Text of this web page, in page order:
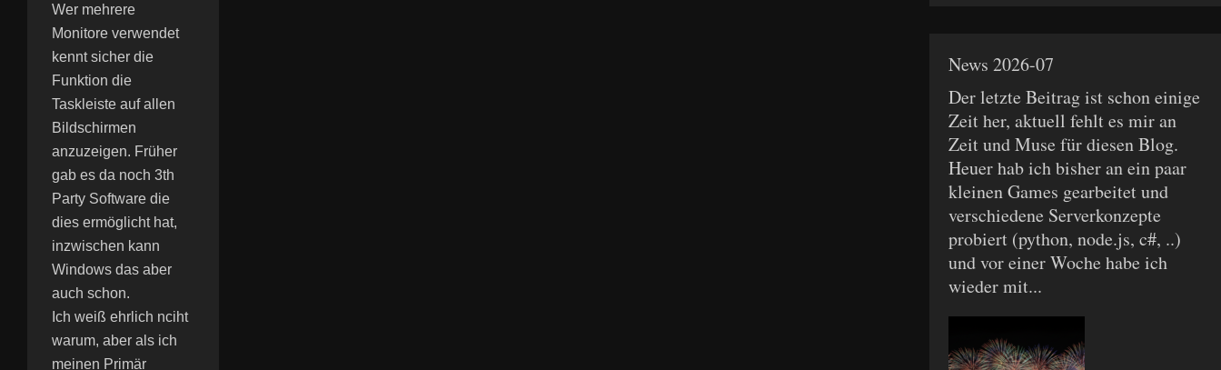
Wer mehrere
Monitore verwendet
kennt sicher die
Funktion die
Taskleiste auf allen
Bildschirmen
anzuzeigen. Früher
gab es da noch 3th
Party Software die
dies ermöglicht hat,
inzwischen kann
Windows das aber
auch schon.
Ich weiß ehrlich nciht
warum, aber als ich
meinen Primär
News 2026-07
Der letzte Beitrag ist schon einige
Zeit her, aktuell fehlt es mir an
Zeit und Muse für diesen Blog.
Heuer hab ich bisher an ein paar
kleinen Games gearbeitet und
verschiedene Serverkonzepte
probiert (python, node.js, c#, ..)
und vor einer Woche habe ich
wieder mit...